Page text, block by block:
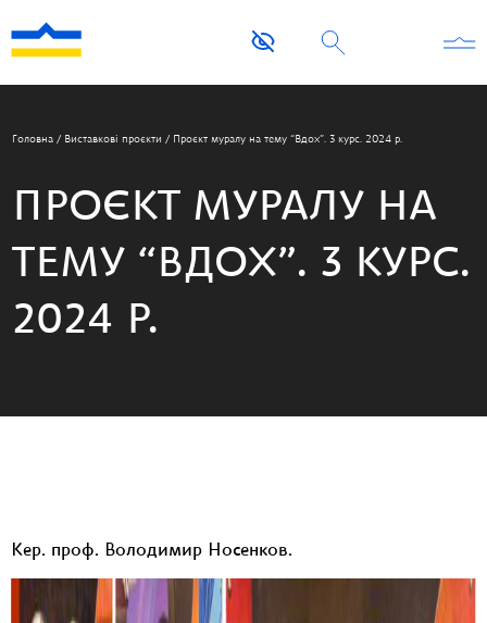
Головна / Виставкові проєкти / Проєкт муралу на тему “Вдох”. 3 курс. 2024 р.
ПРОЄКТ МУРАЛУ НА
ТЕМУ “ВДОХ”. 3 КУРС.
2024 Р.
Кер. проф. Володимир Носенков.